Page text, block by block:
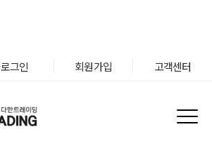
로그인 회원가입 고객센터